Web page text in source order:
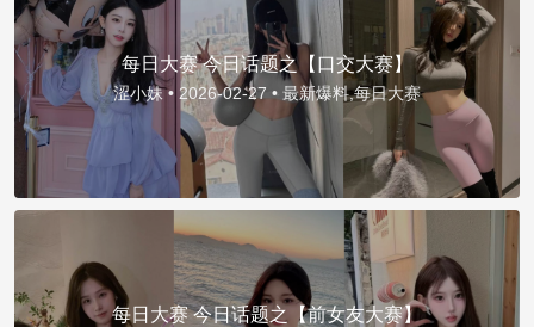
每日大赛 今日话题之【口交大赛】
涩小妹 • 2026-02-27 • 最新爆料,每日大赛
每日大赛 今日话题之【前女友大赛】